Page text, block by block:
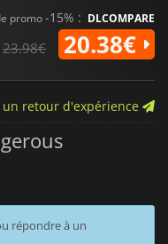
promo-15% : DLCOMPARE
23.98€ 20.38€
retour d'expérience
répondre à un